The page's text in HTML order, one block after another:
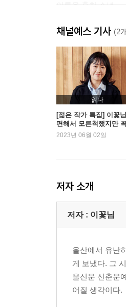
이름을 훔친 소년
어디든, 어디든지
내가 좋아하는 사람?
작가의 말
채널예스 기사 (2
읽다
[젊은 작가 특집] 이꽃
편해서 모른척했지만
아야 하는 이야기"
2023년 06월 02일
저자 소개
저자 : 이꽃님
울산에서 유난
게 보냈다. 그
울신문 신춘문
어질 생각이다.